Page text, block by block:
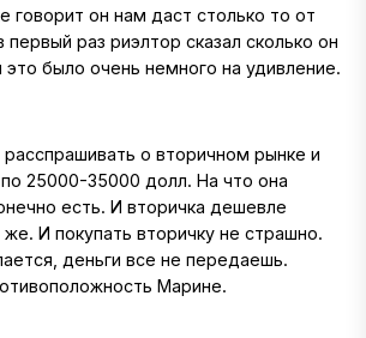
говорит он нам даст столько то от
раз риэлтор сказал сколько он
было очень немного на удивление.
о вторичном рынке и
25000-35000 долл. На что она
есть. И вторичка дешевле
же. И покупать вторичку не страшно.
деньги все не передаешь.
Марине.